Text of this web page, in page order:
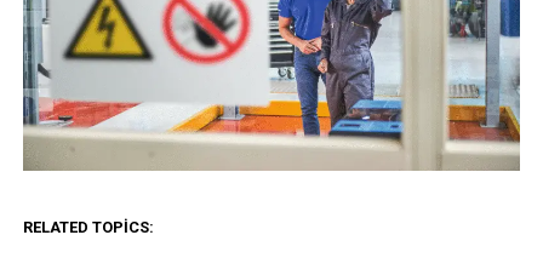
RELATED TOPICS: